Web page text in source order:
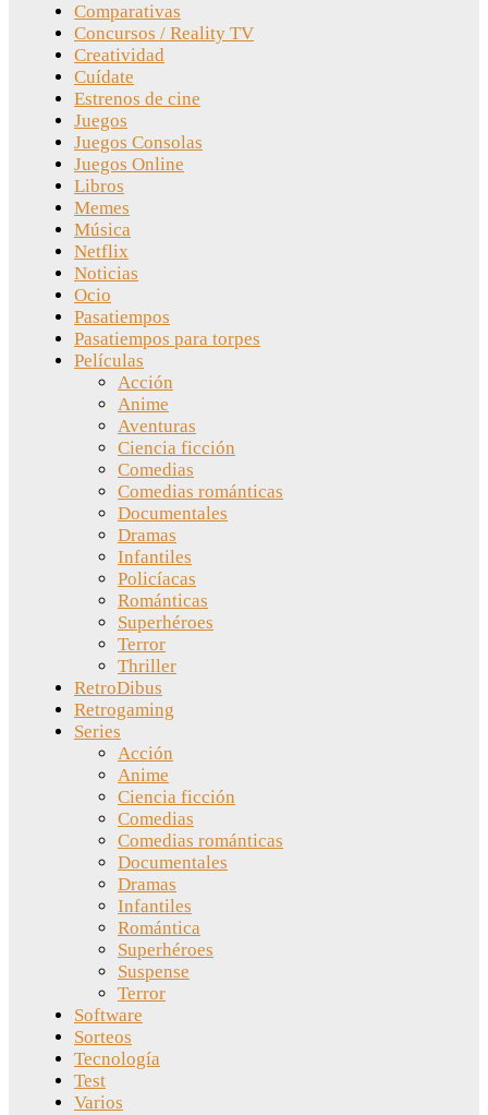
Comparativas
Concursos / Reality TV
Creatividad
Cuídate
Estrenos de cine
Juegos
Juegos Consolas
Juegos Online
Libros
Memes
Música
Netflix
Noticias
Ocio
Pasatiempos
Pasatiempos para torpes
Películas
Acción
Anime
Aventuras
Ciencia ficción
Comedias
Comedias románticas
Documentales
Dramas
Infantiles
Policíacas
Románticas
Superhéroes
Terror
Thriller
RetroDibus
Retrogaming
Series
Acción
Anime
Ciencia ficción
Comedias
Comedias románticas
Documentales
Dramas
Infantiles
Romántica
Superhéroes
Suspense
Terror
Software
Sorteos
Tecnología
Test
Varios